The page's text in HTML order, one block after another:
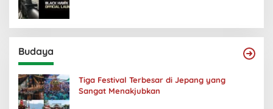
Budaya
Tiga Festival Terbesar di Jepang yang
Sangat Menakjubkan